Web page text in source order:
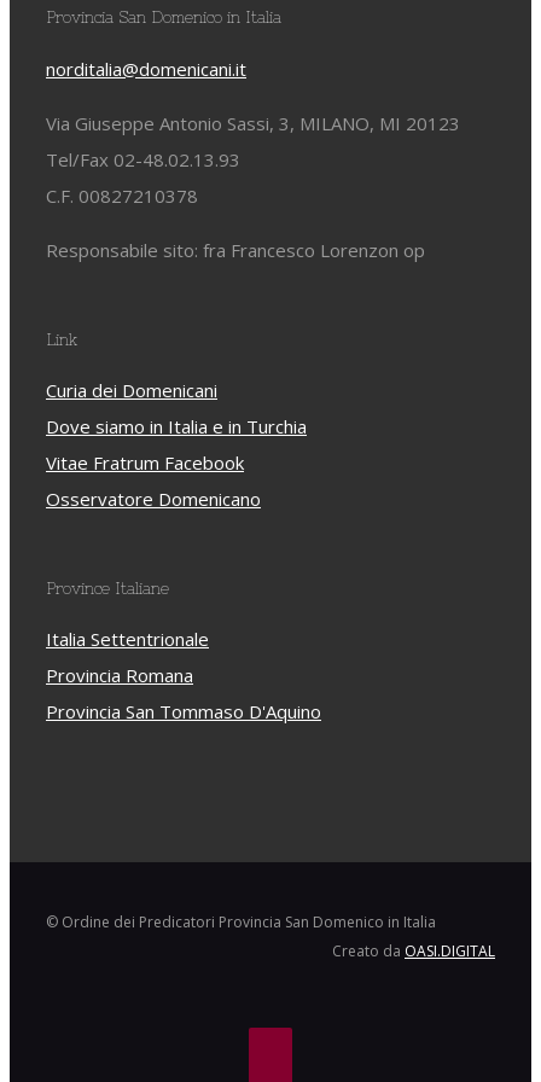
Provincia San Domenico in Italia
norditalia@domenicani.it
Via Giuseppe Antonio Sassi, 3, MILANO, MI 20123
Tel/Fax 02-48.02.13.93
C.F. 00827210378
Responsabile sito: fra Francesco Lorenzon op
Link
Curia dei Domenicani
Dove siamo in Italia e in Turchia
Vitae Fratrum Facebook
Osservatore Domenicano
Province Italiane
Italia Settentrionale
Provincia Romana
Provincia San Tommaso D'Aquino
© Ordine dei Predicatori Provincia San Domenico in Italia
Creato da OASI.DIGITAL